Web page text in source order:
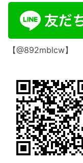
【@892mblcw】